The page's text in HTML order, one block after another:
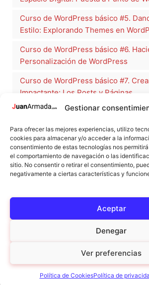
Gestionar
Para ofrecer las mejores experiencias, utilizo
cookies para almacenar y/o acceder a la
consentimiento de estas tecnologías nos
el comportamiento de navegación o las
sitio. No consentir o retirar el consentimiento,
negativamente a ciertas características y
Aceptar
Denegar
Ver preferencias
Política de CookiesPolítica de
Curso de WordPress básico #5.
Estilo: Explorando Themes en
Curso de WordPress básico #6.
Personalización de WordPress
Curso de WordPress básico #7.
Impactante: Los Posts y Páginas
Curso de WordPress básico #8.
Curso de WordPress básico #9.
Multimedia: La Biblioteca de medios
Curso de WordPress básico #10.
© 2026 JuanArmada.com |
Política de privacidad